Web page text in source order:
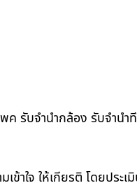
ค รับจำนำกล้อง รับจำนำ
าใจ ให้เกียรติ โดยประเ